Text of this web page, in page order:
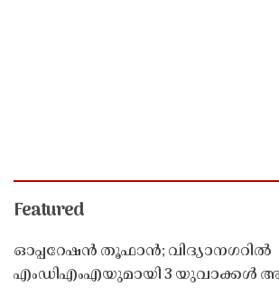
Featured
ഓപ്പറേഷൻ തൂഫാൻ; വിദ്യാനഗറിൽ
എംഡിഎംഎയുമായി 3 യുവാക്കൾ